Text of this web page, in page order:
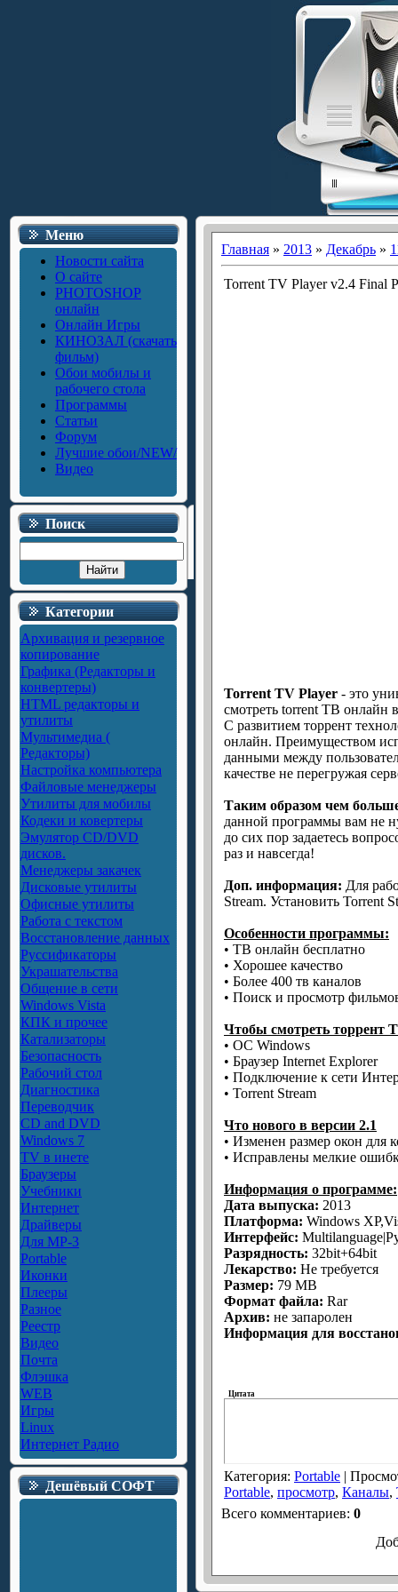
Меню
Новости сайта
О сайте
PHOTOSHOP
онлайн
Онлайн Игры
КИНОЗАЛ (скачать
фильм)
Обои мобилы и
рабочего стола
Программы
Статьи
Форум
Лучшие обои/NEW/
Видео
Поиск
Категории
Архивация и резервное
копирование
Графика (Редакторы и
конвертеры)
HTML редакторы и
утилиты
Мультимедиа (
Редакторы)
Настройка компьютера
Файловые менеджеры
Утилиты для мобилы
Кодеки и ковертеры
Эмулятор CD/DVD
дисков.
Менеджеры закачек
Дисковые утилиты
Офисные утилиты
Работа с текстом
Восстановление данных
Руссификаторы
Украшательства
Общение в сети
Windows Vista
КПК и прочее
Катализаторы
Безопасность
Рабочий стол
Диагностика
Переводчик
CD and DVD
Windows 7
TV в инете
Браузеры
Учебники
Интернет
Драйверы
Для MP-3
Portable
Иконки
Плееры
Разное
Реестр
Видео
Почта
Флэшка
WEB
Игры
Linux
Интернет Радио
Дешёвый СОФТ
Главная » 2013 » Декабрь »
Torrent TV Player v2.4 Final
Torrent TV Player - это
смотреть torrent ТВ онлайн
С развитием торрент
онлайн. Преимуществом
данными между
качестве не перегружая
Таким образом чем
данной программы вам не
до сих пор задаетесь
раз и навсегда!
Доп. информация: Для
Stream. Установить Torrent
Особенности программы:
• ТВ онлайн бесплатно
• Хорошее качество
• Более 400 тв каналов
• Поиск и просмотр
Чтобы смотреть торрент
• OC Windows
• Браузер Internet Explorer
• Подключение к сети
• Torrent Stream
Что нового в версии 2.1
• Изменен размер окон для
• Исправлены мелкие
Информация о программе:
Дата выпуска: 2013
Платформа: Windows
Интерфейс:
Разрядность: 32bit+64bit
Лекарство: Не требуется
Размер: 79 MB
Формат файла: Rar
Aрхив: не запаролен
Информация для
Цитата
Категория: Portable |
Portable, просмотр, Каналы,
Всего комментариев: 0